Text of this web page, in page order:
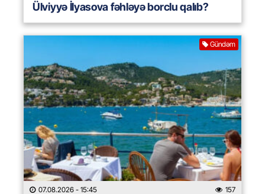
Ülviyyə İlyasova fəhləyə borclu qalıb?
Gündəm
07.08.2026 - 15:45 157